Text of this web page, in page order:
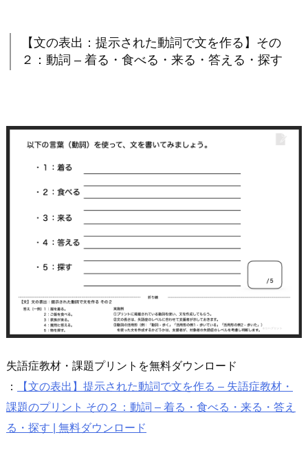
【文の表出：提示された動詞で文を作る】その
２：動詞 – 着る・食べる・来る・答える・探す
失語症教材・課題プリントを無料ダウンロード
：
【文の表出】提示された動詞で文を作る – 失語症教材・
課題のプリント その２：動詞 – 着る・食べる・来る・答え
る・探す | 無料ダウンロード